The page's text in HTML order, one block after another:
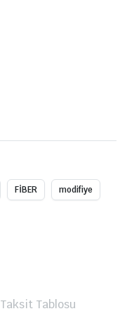
FİBER modifiye
Taksit Tablosu